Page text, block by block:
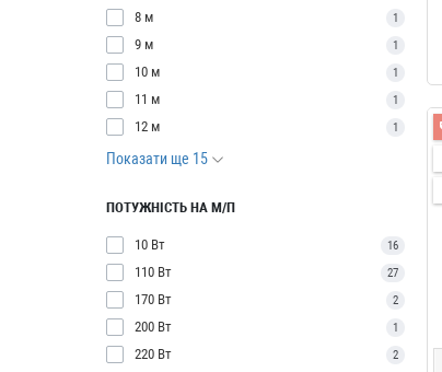
8 м 1
9 м 1
10 м 1
11 м 1
12 м 1
Показати ще 15
ПОТУЖНІСТЬ НА М/П
10 Вт 16
110 Вт 27
170 Вт 2
200 Вт 1
220 Вт 2